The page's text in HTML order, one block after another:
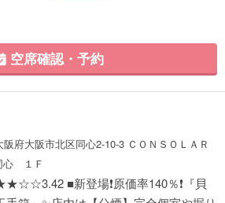
空席確認・予約
阪府大阪市北区同心2-10-3 ＣＯＮＳＯＬＡＲ
心 １Ｆ
■新登場❗️原価率140％❗️『貝